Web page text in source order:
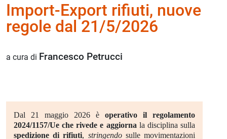
Import-Export rifiuti, nuove
regole dal 21/5/2026
a cura di Francesco Petrucci
Dal 21 maggio 2026 èoperativo il regolamento
2024/1157/Ue che rivede e aggiorna la disciplina sulla
spedizione di rifiuti, stringendosulle movimentazioni